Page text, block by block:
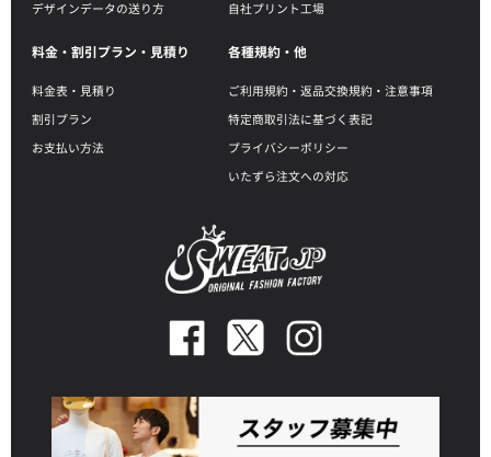
デザインデータの送り方 自社プリント工場
料金・割引プラン・見積り
料金表・見積り
割引プラン
お支払い方法
各種規約・他
ご利用規約・返品交換規約・注意事項
特定商取引法に基づく表記
プライバシーポリシー
いたずら注文への対応